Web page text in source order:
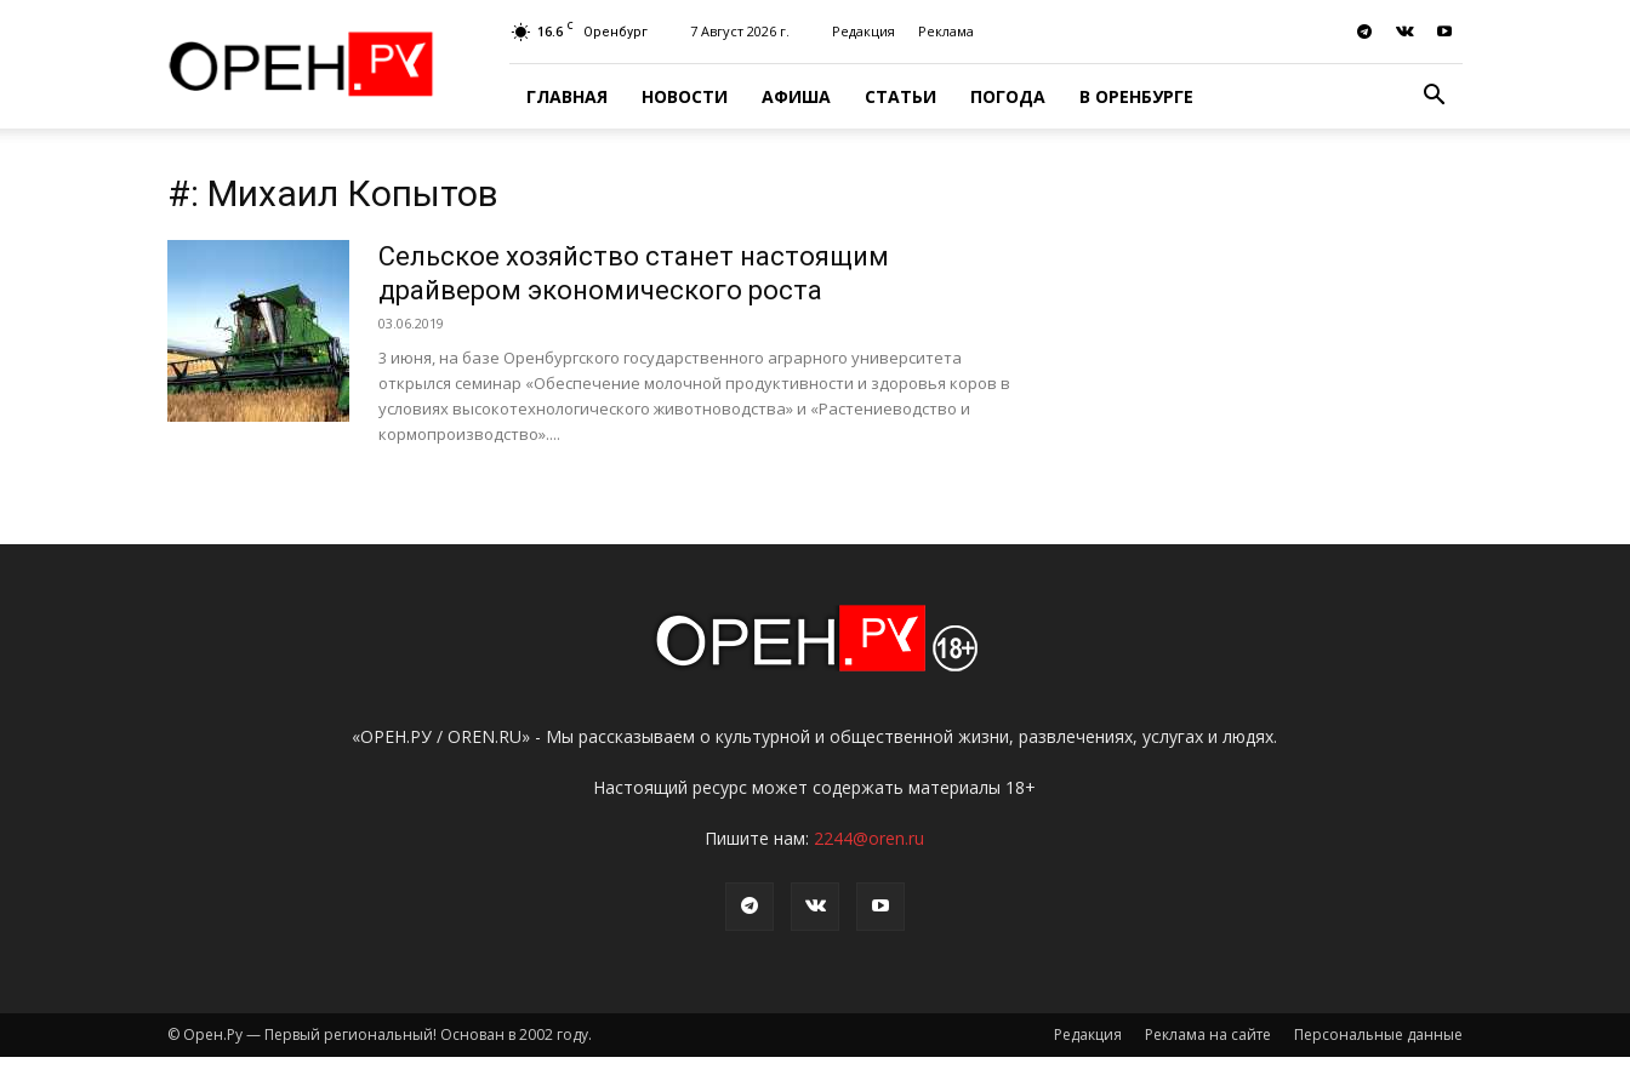
16.6 C Оренбург 7 Август 2026 г. Редакция Реклама
ГЛАВНАЯ НОВОСТИ АФИША СТАТЬИ ПОГОДА В ОРЕНБУРГЕ
#: Михаил Копытов
Сельское хозяйство станет настоящим
драйвером экономического роста
03.06.2019
3 июня, на базе Оренбургского государственного аграрного университета
открылся семинар «Обеспечение молочной продуктивности и здоровья коров в
условиях высокотехнологического животноводства» и «Растениеводство и
кормопроизводство»....
«ОРЕН.РУ / OREN.RU» - Мы рассказываем о культурной и общественной жизни, развлечениях, услугах и людях.
Настоящий ресурс может содержать материалы 18+
Пишите нам: 2244@oren.ru
Редакция Реклама на сайте Персональные данные
© Орен.Ру — Первый региональный! Основан в 2002 году.